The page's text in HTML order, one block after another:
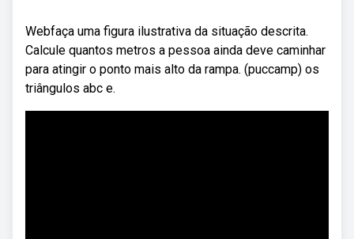
Webfaça uma figura ilustrativa da situação descrita.
Calcule quantos metros a pessoa ainda deve caminhar
para atingir o ponto mais alto da rampa. (puccamp) os
triângulos abc e.